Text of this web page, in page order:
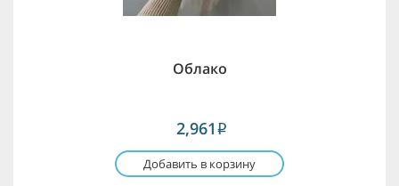
Облако
2,961 i
Добавить в корзину